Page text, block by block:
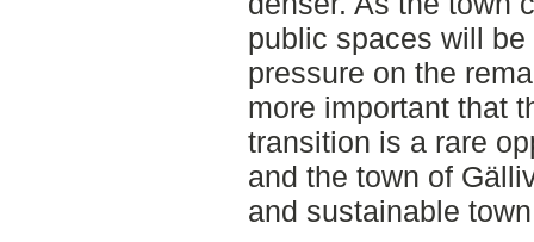
public spaces will
pressure on the
more important that
transition is a rare
and the town of
and sustainable